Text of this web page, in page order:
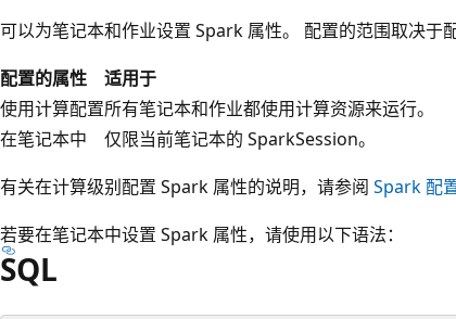
可以为笔记本和作业设置 Spark 属性。 配置的范围取决于
配置的属性
适用于
使用计算配置所有笔记本和作业都使用计算资源来运行。
在笔记本中
仅限当前笔记本的 SparkSession。
有关在计算级别配置 Spark 属性的说明，请参阅 Spark 配
若要在笔记本中设置 Spark 属性，请使用以下语法：
SQL